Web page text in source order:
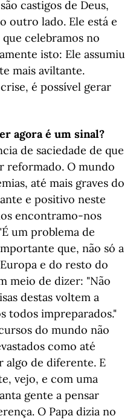
castigos de Deus,
outro lado. Ele está e
celebramos no
isto: Ele assumiu
mais aviltante.
é possível gerar
agora é um sinal?
de saciedade de que
reformado. O mundo
até mais graves do
e positivo neste
encontramo-nos
um problema de
que, não só a
e do resto do
meio de dizer: "Não
destas voltem a
todos impreparados."
do mundo não
como até
algo de diferente. E
vejo, e com uma
gente a pensar
O Papa dizia no